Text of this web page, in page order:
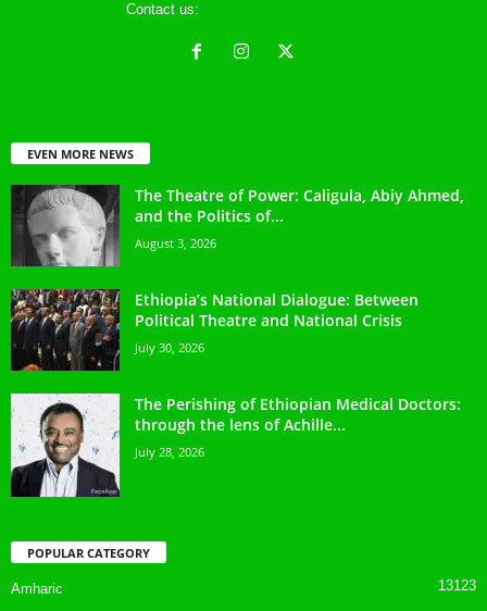
Contact us:
EVEN MORE NEWS
The Theatre of Power: Caligula, Abiy Ahmed,
and the Politics of...
August 3, 2026
Ethiopia’s National Dialogue: Between
Political Theatre and National Crisis
July 30, 2026
The Perishing of Ethiopian Medical Doctors:
through the lens of Achille...
July 28, 2026
POPULAR CATEGORY
Amharic
13123